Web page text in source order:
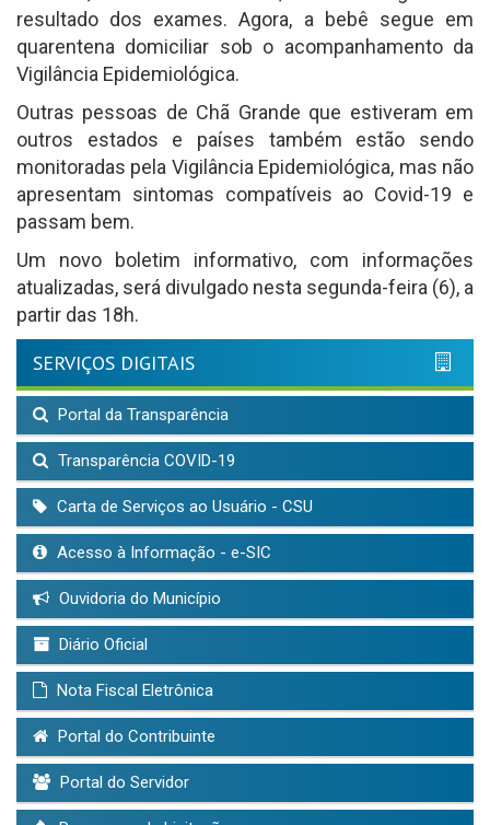
resultado dos exames. Agora, a bebê segue em
quarentena domiciliar sob o acompanhamento da
Vigilância Epidemiológica.
Outras pessoas de Chã Grande que estiveram em
outros estados e países também estão sendo
monitoradas pela Vigilância Epidemiológica, mas não
apresentam sintomas compatíveis ao Covid-19 e
passam bem.
Um novo boletim informativo, com informações
atualizadas, será divulgado nesta segunda-feira (6), a
partir das 18h.
SERVIÇOS DIGITAIS
Portal da Transparência
Transparência COVID-19
Carta de Serviços ao Usuário - CSU
Acesso à Informação - e-SIC
Ouvidoria do Município
Diário Oficial
Nota Fiscal Eletrônica
Portal do Contribuinte
Portal do Servidor